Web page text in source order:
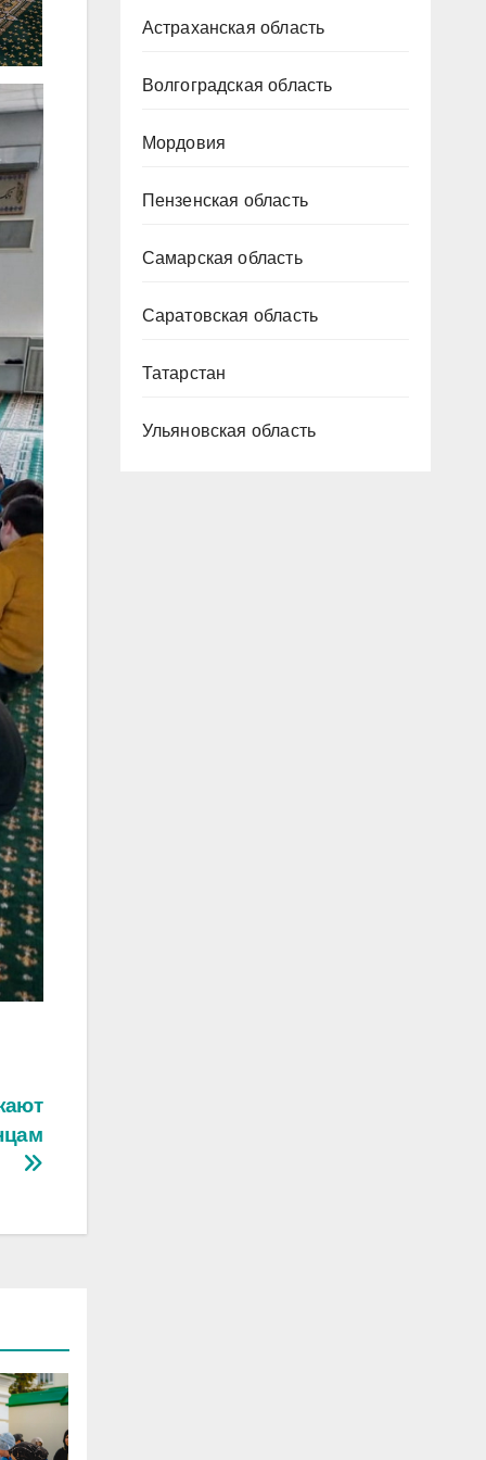
Астраханская область
Волгоградская область
Мордовия
Пензенская область
Самарская область
Саратовская область
Татарстан
Ульяновская область